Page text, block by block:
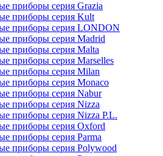
приборы серия Boston
приборы серия Bramini
приборы серия Budjet
приборы серия Cafe
приборы серия Casablanca
приборы серия Chelsea
приборы серия Cremona
приборы серия Fine
приборы серия Frankfurt
приборы серия Gatsby
приборы серия Grazia
приборы серия Kult
приборы серия LONDON
приборы серия Madrid